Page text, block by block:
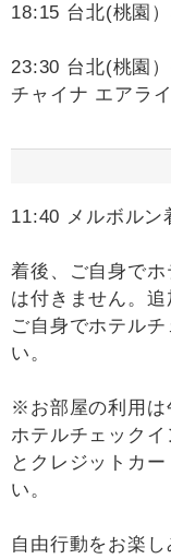
18:15 台北(桃園
23:30 台北(桃園
チャイナ エアラ
11:40 メルボルン
着後、ご自身で
は付きません。追
ご自身でホテル
い。
※お部屋の利用は
ホテルチェックイ
とクレジットカ
い。
自由行動をお楽